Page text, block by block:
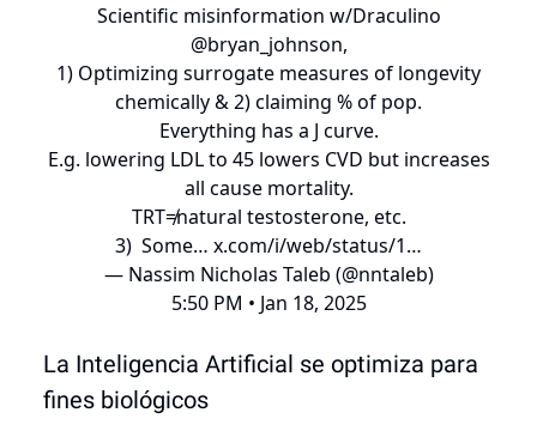
Scientific misinformation w/Draculino
@bryan_johnson,
1) Optimizing surrogate measures of longevity
chemically & 2) claiming % of pop.
Everything has a J curve.
E.g. lowering LDL to 45 lowers CVD but increases
all cause mortality.
TRT≠natural testosterone, etc.
3) Some… x.com/i/web/status/1…
— Nassim Nicholas Taleb (@nntaleb)
5:50 PM • Jan 18, 2025
La Inteligencia Artificial se optimiza para
fines biológicos